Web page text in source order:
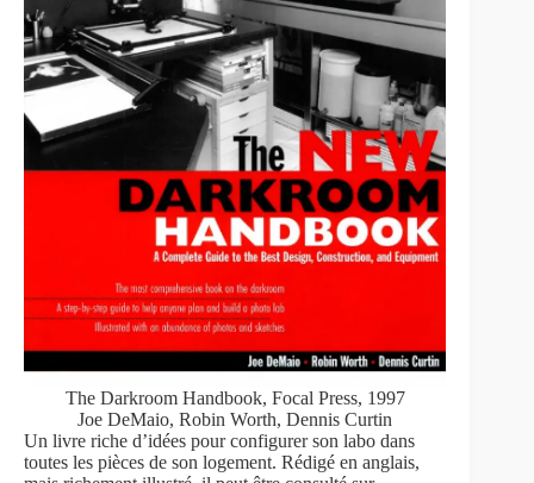
The Darkroom Handbook, Focal Press, 1997
Joe DeMaio, Robin Worth, Dennis Curtin
Un livre riche d’idées pour configurer son labo dans
toutes les pièces de son logement. Rédigé en anglais,